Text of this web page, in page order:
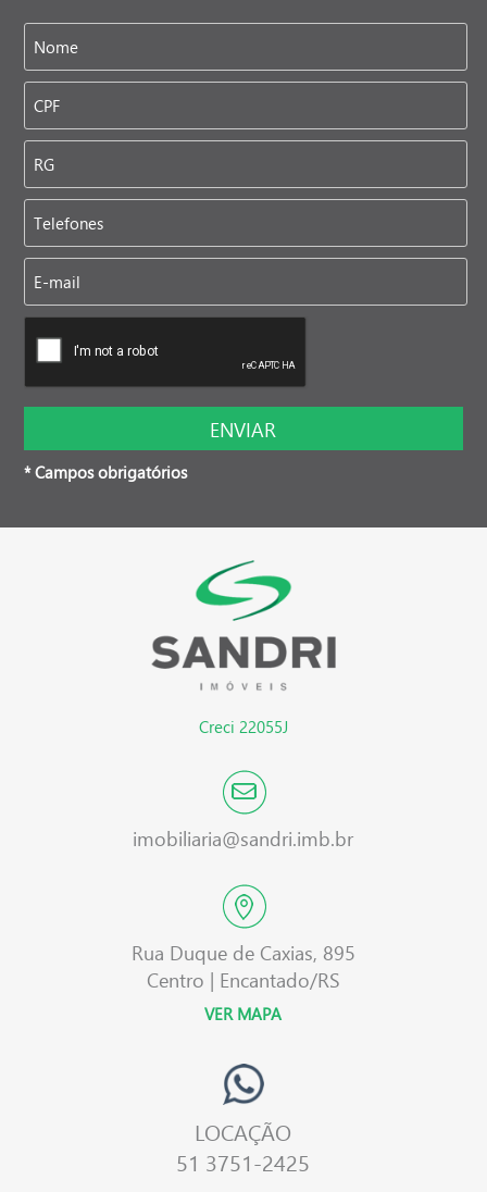
* Campos obrigatórios
Creci 22055J
imobiliaria@sandri.imb.br
Rua Duque de Caxias, 895
Centro | Encantado/RS
VER MAPA
LOCAÇÃO
51 3751-2425